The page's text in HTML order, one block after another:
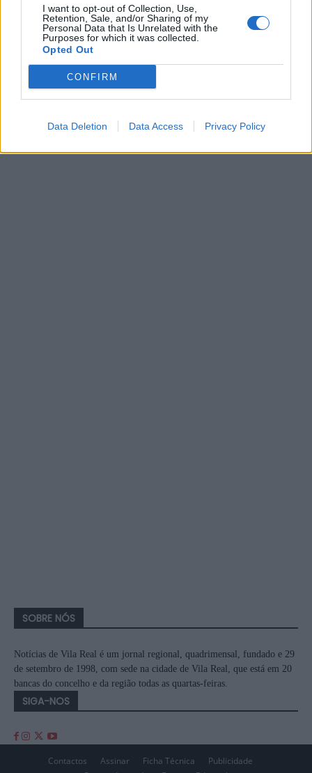
I want to opt-out of Collection, Use,
Retention, Sale, and/or Sharing of my
Personal Data that Is Unrelated with the
Purposes for which it was collected.
Opted Out
CONFIRM
Data Deletion Data Access Privacy Policy
5 de Agosto, 2026
Siga-nos no Instagram@noticiasdevilareal
SOBRE NÓS
Notícias de Vila Real é um jornal regional, quadrimensal, fundado e 29
de setembro de 1998, com sede na cidade de Vila Real, que está em 20
bancas do concelho e da região todas as quartas-feiras.
SIGA-NOS
Contactos Assinar Ficha Técnica
Publicidade